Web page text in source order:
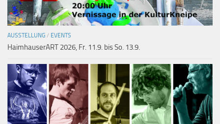
AUSSTELLUNG / EVENTS
HaimhauserART 2026, Fr. 11.9. bis So. 13.9.